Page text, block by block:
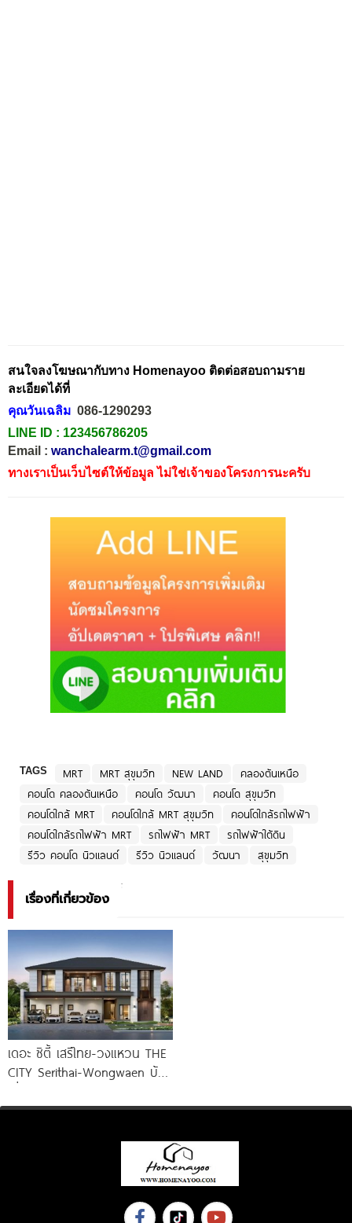
สนใจลงโฆษณากับทาง Homenayoo ติดต่อสอบถามราย
ละเอียดได้ที่
คุณวันเฉลิม 086-1290293
LINE ID : 123456786205
Email : wanchalearm.t@gmail.com
ทางเราเป็นเว็บไซต์ให้ข้อมูล ไม่ใช่เจ้าของโครงการนะครับ
TAGS MRT MRT สุขุมวิท NEW LAND
คลองตันเหนือ
คอนโด คลองตันเหนือ
คอนโด วัฒนา
คอนโด สุขุมวิท
คอนโดใกล้ MRT
คอนโดใกล้ MRT สุขุมวิท
คอนโดใกล้รถไฟฟ้า
คอนโดใกล้รถไฟฟ้า MRT
รถไฟฟ้า MRT
รถไฟฟ้าใต้ดิน
รีวิว คอนโด นิวแลนด์
รีวิว นิวแลนด์ วัฒนา สุขุมวิท
เรื่องที่เกี่ยวข้อง
เดอะ ซิตี้ เสรีไทย-วงแหวน THE
CITY Serithai-Wongwaen บ้าน